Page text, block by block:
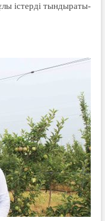
істерді тындыраты­